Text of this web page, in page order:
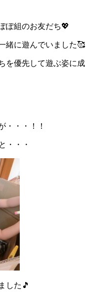
ぽ組のお友だち💖
緒に遊んでいました🥰
を優先して遊ぶ姿に成
・・・！！
・・・
した🎵